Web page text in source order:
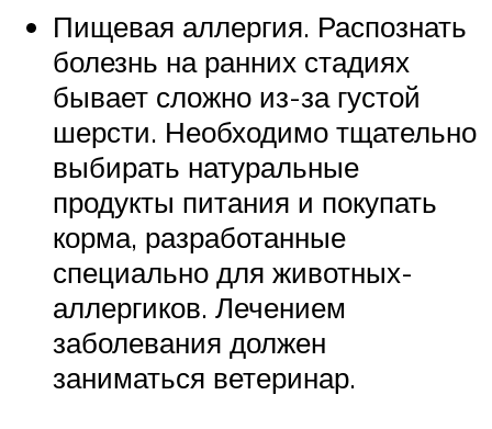
Пищевая аллергия. Распознать
болезнь на ранних стадиях
бывает сложно из-за густой
шерсти. Необходимо тщательно
выбирать натуральные
продукты питания и покупать
корма, разработанные
специально для животных-
аллергиков. Лечением
заболевания должен
заниматься ветеринар.